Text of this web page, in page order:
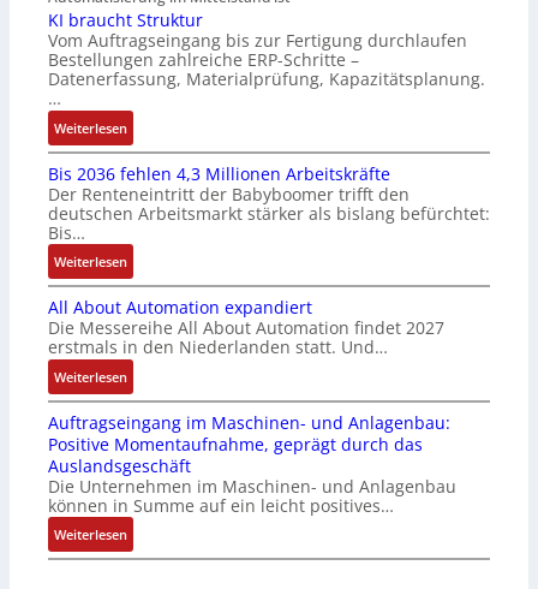
o
n
i
F
a
n
u
c
C
-
S
y
t
e
m
e
z
i
e
u
n
b
e
ä
t
i
g
R
e
i
e
g
a
f
ü
r
m
u
l
t
i
v
r
i
b
l
e
S
e
u
e
r
u
n
t
l
o
s
e
I
n
t
e
g
r
a
t
i
o
n
v
o
n
A
G
V
u
n
d
KI braucht Struktur
Vom Auftragseingang bis zur Fertigung durchlaufen
Bestellungen zahlreiche ERP-Schritte –
Datenerfassung, Materialprüfung, Kapazitätsplanung.
…
Weiterlesen:
K
I
b
r
a
u
c
h
t
S
t
r
u
k
t
u
r
Bis 2036 fehlen 4,3 Millionen Arbeitskräfte
Der Renteneintritt der Babyboomer trifft den
deutschen Arbeitsmarkt stärker als bislang befürchtet:
Bis…
Weiterlesen:
B
i
s
2
0
3
6
f
e
h
l
e
n
All About Automation expandiert
Die Messereihe All About Automation findet 2027
erstmals in den Niederlanden statt. Und…
Weiterlesen:
A
l
l
A
b
o
u
t
Auftragseingang im Maschinen- und Anlagenbau:
Positive Momentaufnahme, geprägt durch das
Auslandsgeschäft
Die Unternehmen im Maschinen- und Anlagenbau
können in Summe auf ein leicht positives…
Weiterlesen:
A